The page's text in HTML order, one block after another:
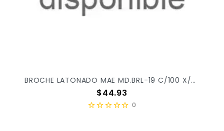
BROCHE LATONADO MAE MD.BRL-19 C/100 X/300
Precio
$44.93
0